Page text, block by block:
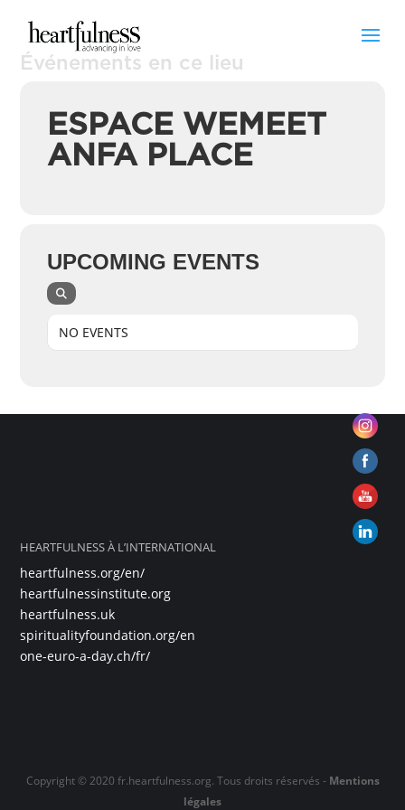
Événements en ce lieu
ESPACE WEMEET
ANFA PLACE
UPCOMING EVENTS
NO EVENTS
HEARTFULNESS À L’INTERNATIONAL
heartfulness.org/en/
heartfulnessinstitute.org
heartfulness.uk
spiritualityfoundation.org/en
one-euro-a-day.ch/fr/
Copyright © 2020 fr.heartfulness.org. Tous droits réservés - Mentions
légales